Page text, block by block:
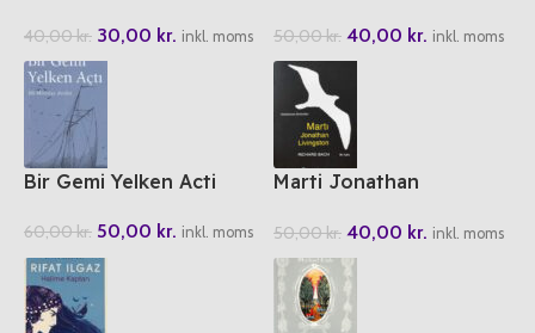
40,00kr. 30,00 kr. inkl. moms 50,00kr. 40,00 kr. inkl. moms
Bir Gemi Yelken Acti
60,00kr. 50,00 kr. inkl. moms
Marti Jonathan
50,00kr. 40,00 kr. inkl. moms